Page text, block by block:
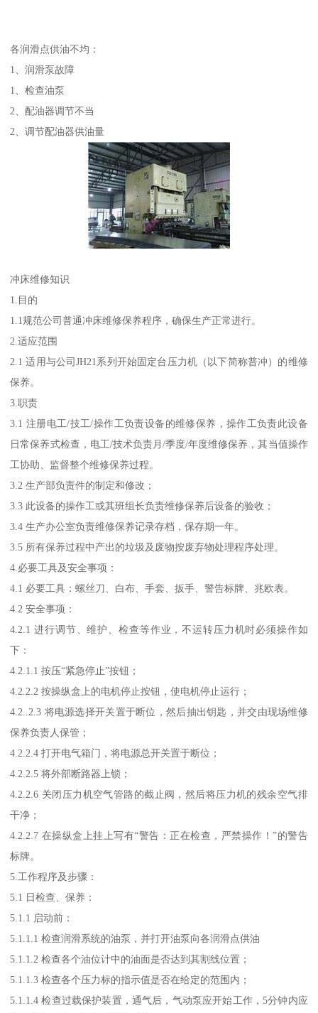
各润滑点供油不均：
1、润滑泵故障
1、检查油泵
2、配油器调节不当
2、调节配油器供油量
冲床维修知识
1.目的
1.1规范公司普通冲床维修保养程序，确保生产正常进行。
2.适应范围
2.1 适用与公司JH21系列开始固定台压力机（以下简称普冲）的维修
保养。
3.职责
3.1 注册电工/技工/操作工负责设备的维修保养，操作工负责此设备
日常保养式检查，电工/技术负责月/季度/年度维修保养，其当值操作
工协助、监督整个维修保养过程。
3.2 生产部负责件的制定和修改；
3.3 此设备的操作工或其班组长负责维修保养后设备的验收；
3.4 生产办公室负责维修保养记录存档，保存期一年。
3.5 所有保养过程中产出的垃圾及废物按废弃物处理程序处理。
4.必要工具及安全事项：
4.1 必要工具：螺丝刀、白布、手套、扳手、警告标牌、兆欧表。
4.2 安全事项：
4.2.1 进行调节、维护、检查等作业，不运转压力机时必须操作如
下：
4.2.1.1 按压“紧急停止”按钮；
4.2.2.2 按操纵盒上的电机停止按钮，使电机停止运行；
4.2..2.3 将电源选择开关置于断位，然后抽出钥匙，并交由现场维修
保养负责人保管；
4.2.2.4 打开电气箱门，将电源总开关置于断位；
4.2.2.5 将外部断路器上锁；
4.2.2.6 关闭压力机空气管路的截止阀，然后将压力机的残余空气排
干净；
4.2.2.7 在操纵盒上挂上写有“警告：正在检查，严禁操作！”的警告
标牌。
5.工作程序及步骤：
5.1 日检查、保养：
5.1.1 启动前：
5.1.1.1 检查润滑系统的油泵，并打开油泵向各润滑点供油
5.1.1.2 检查各个油位计中的油面是否达到其割线位置；
5.1.1.3 检查各个压力标的指示值是否在给定的范围内；
5.1.1.4 检查过载保护装置，通气后，气动泵应开始工作，5分钟内应